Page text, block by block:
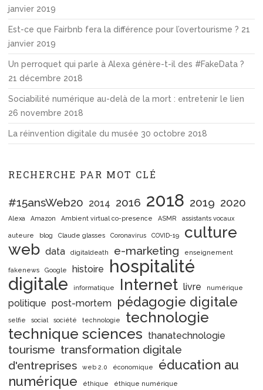
janvier 2019
Est-ce que Fairbnb fera la différence pour l’overtourisme ? 21
janvier 2019
Un perroquet qui parle à Alexa génère-t-il des #FakeData ?
21 décembre 2018
Sociabilité numérique au-delà de la mort : entretenir le lien
26 novembre 2018
La réinvention digitale du musée 30 octobre 2018
RECHERCHE PAR MOT CLÉ
#15ansWeb20 2014 2016 2018 2019 2020
Alexa Amazon Ambient virtual co-presence ASMR assistants vocaux
auteure blog Claude glasses Coronavirus COVID-19
culture
web data digitaldeath e-marketing enseignement
fakenews Google histoire
hospitalité
digitale
informatique Internet livre numérique
politique post-mortem pédagogie digitale
selfie social société technologie
technologie
technique sciences thanatechnologie
tourisme transformation digitale
d'entreprises
web 2.0 économique
éducation au
numérique
éthique éthique numérique